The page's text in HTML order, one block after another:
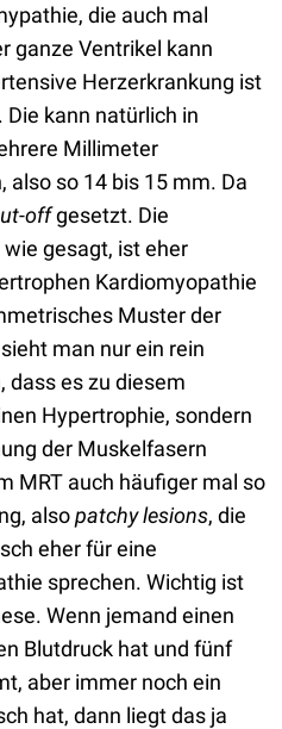
die auch mal
ganze Ventrikel kann
Herzerkrankung ist
kann natürlich in
Millimeter
so 14 bis 15 mm. Da
offgesetzt. Die
gesagt, ist eher
Kardiomyopathie
Muster der
man nur ein rein
dass es zu diesem
Hypertrophie, sondern
der Muskelfasern
MRT auch häufiger mal so
alsopatchy lesions, die
eher für eine
sprechen. Wichtig ist
Wenn jemand einen
Blutdruck hat und fünf
aber immer noch ein
hat, dann liegt das ja